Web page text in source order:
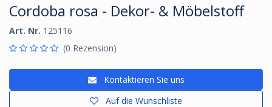
Cordoba rosa - Dekor- & Möbelstoff
Art. Nr. 125116
(0 Rezension)
Kontaktieren Sie uns
Auf die Wunschliste